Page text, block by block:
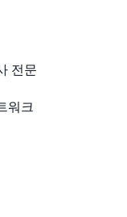
전문
워크